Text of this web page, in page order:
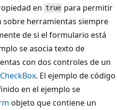
en true para permitir
herramientas siempre
de si el formulario está
se asocia texto de
con dos controles de un
CheckBox. El ejemplo de código
en el ejemplo se
objeto que contiene un